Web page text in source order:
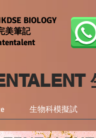
BIOLOGY
美筆記
生物科模擬試